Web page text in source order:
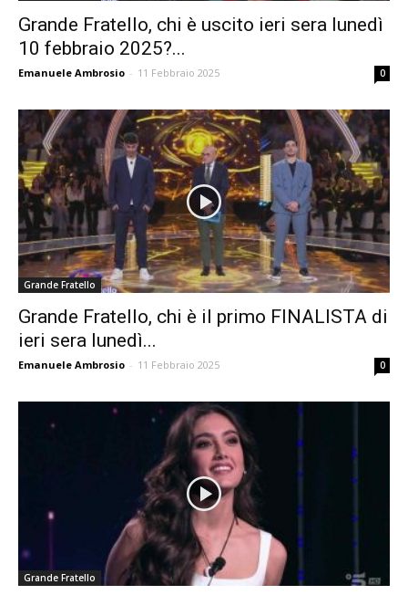
Grande Fratello, chi è uscito ieri sera lunedì
10 febbraio 2025?...
Emanuele Ambrosio - 11 Febbraio 2025 0
Grande Fratello
Grande Fratello, chi è il primo FINALISTA di
ieri sera lunedì...
Emanuele Ambrosio - 11 Febbraio 2025 0
Grande Fratello